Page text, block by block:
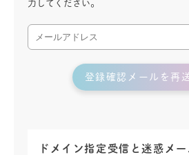
力してください。
登録確認メールを再
ドメイン指定受信と迷惑メ